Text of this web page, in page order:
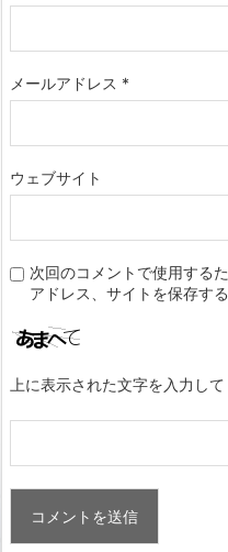
メールアドレス *
ウェブサイト
次回のコメントで使用する
アドレス、サイトを保存する
上に表示された文字を入力して